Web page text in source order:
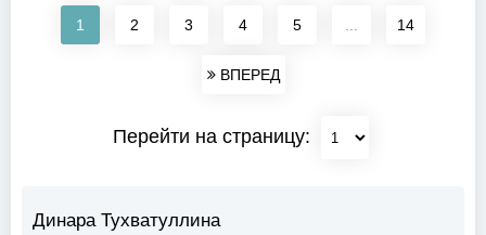
1 2 3 4 5 14
ВПЕРЕД
Перейти на страницу:
Динара Тухватуллина